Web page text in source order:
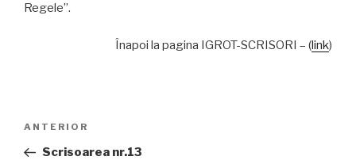
Regele”.
Înapoi la pagina IGROT-SCRISORI – (link)
Articolul
anterior
ANTERIOR
Scrisoarea nr.13